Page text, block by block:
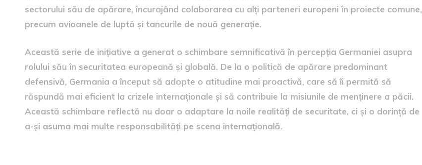
sectorului său de apărare, încurajând colaborarea cu alți parteneri europeni în proiecte comune,
precum avioanele de luptă și tancurile de nouă generație.
Această serie de inițiative a generat o schimbare semnificativă în percepția Germaniei asupra
rolului său în securitatea europeană și globală. De la o politică de apărare predominant
defensivă, Germania a început să adopte o atitudine mai proactivă, care să îi permită să
răspundă mai eficient la crizele internaționale și să contribuie la misiunile de menținere a păcii.
Această schimbare reflectă nu doar o adaptare la noile realități de securitate, ci și o dorință de
a-și asuma mai multe responsabilități pe scena internațională.